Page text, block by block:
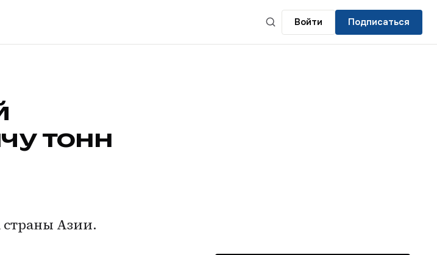
Войти Подписаться
тонн
страны Азии.